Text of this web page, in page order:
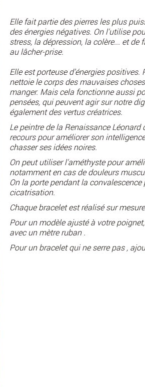
Elle fait partie des pierres les plus
des énergies négatives. On l'utilise
stress, la dépression, la colère... et de
au lâcher-prise.
Elle est porteuse d’énergies positives.
nettoie le corps des mauvaises
manger. Mais cela fonctionne aussi
pensées, qui peuvent agir sur notre
également des vertus créatrices.
Le peintre de la Renaissance
recours pour améliorer son
chasser ses idées noires.
On peut utiliser l'améthyste pour
notamment en cas de douleurs
On la porte pendant la convalescence
cicatrisation.
Chaque bracelet est réalisé sur mesure
Pour un modèle ajusté à votre
avec un mètre ruban .
Pour un bracelet qui ne serre pas ,